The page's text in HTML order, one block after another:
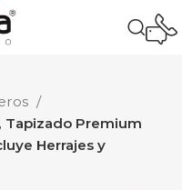
Tapizado Premium
Herrajes y